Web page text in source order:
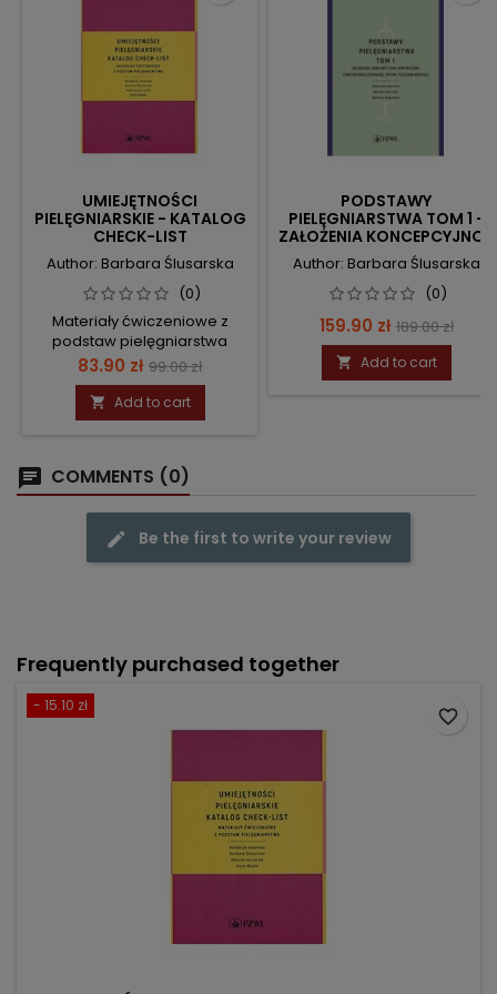
UMIEJĘTNOŚCI
PIELĘGNIARSKIE - KATALOG
CHECK-LIST
Author: Barbara Ślusarska
(0)
Materiały ćwiczeniowe z
podstaw pielęgniarstwa
Price
83.90 zł Regular
price
99.00 zł
 Add to cart
PODSTAWY
PIELĘGNIARSTWA TOM 1 -
ZAŁOŻENIA KONCEPCYJNO-
EMPIRYCZNE OPIEKI
PIELĘGNIARSKIEJ
Author: Barbara Ślusarska
(0)
Price
159.90 zł Regular
price
189.00 zł
 Add to cart
COMMENTS (0)
Be the first to write your review
Frequently purchased together
- 15.10 zł
favorite_border